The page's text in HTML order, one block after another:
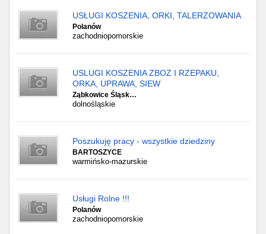
USŁUGI KOSZENIA, ORKI, TALERZOWANIA
Polanów
zachodniopomorskie
USLUGI KOSZENIA ZBOZ I RZEPAKU,
ORKA, UPRAWA, SIEW
Ząbkowice Śląsk…
dolnośląskie
Poszukuję pracy - wszystkie dziedziny
BARTOSZYCE
warmińsko-mazurskie
Usługi Rolne !!!
Polanów
zachodniopomorskie